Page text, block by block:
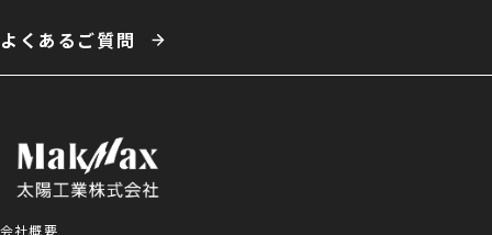
よくあるご質問
会社概要